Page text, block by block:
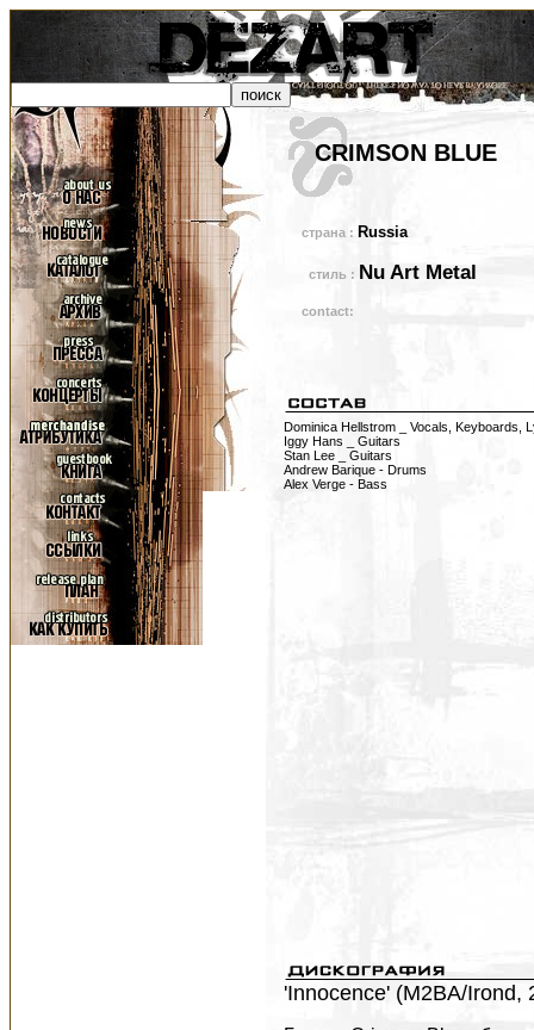
CRIMSON BLUE
страна : Russia
стиль : Nu Art Metal
contact:
Dominica Hellstrom _ Vocals, Keyboards,
Iggy Hans _ Guitars
Stan Lee _ Guitars
Andrew Barique - Drums
Alex Verge - Bass
'Innocence' (M2BA/Irond,